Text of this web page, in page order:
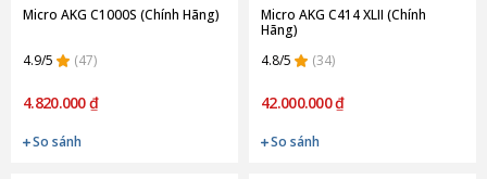
Micro AKG C1000S (Chính Hãng)
4.9/5 (47)
4.820.000 ₫
So sánh
Micro AKG C414 XLII (Chính
Hãng)
4.8/5
(34)
42.000.000 ₫
So sánh